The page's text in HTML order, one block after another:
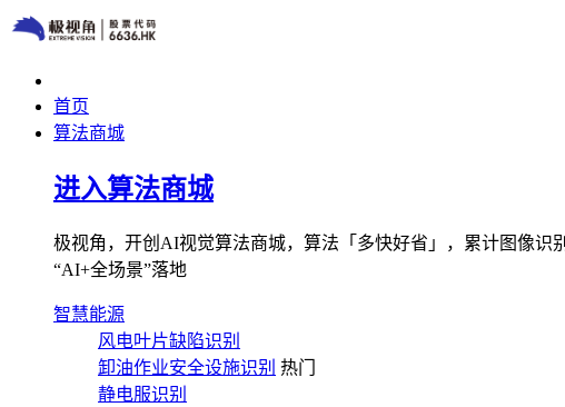
首页
算法商城
进入算法商城
极视角，开创AI视觉算法商城，算法「多快好省」，累计图像识
“AI+全场景”落地
智慧能源
风电叶片缺陷识别
卸油作业安全设施识别 热门
静电服识别